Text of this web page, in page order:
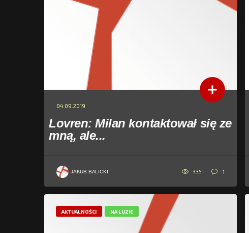
04.09.2019
Lovren: Milan kontaktował się ze
mną, ale...
JAKUB BALICKI 3351 1
AKTUALNOŚCI NA LUZIE